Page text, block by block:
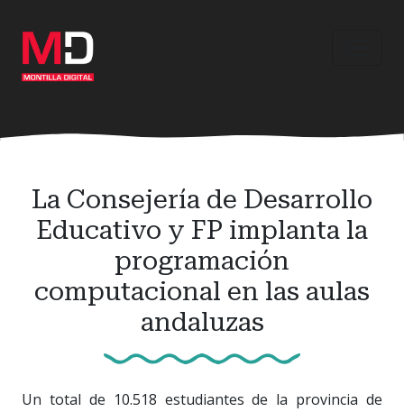
contenido
principal
La Consejería de Desarrollo
Educativo y FP implanta la
programación
computacional en las aulas
andaluzas
Un total de 10.518 estudiantes de la provincia de